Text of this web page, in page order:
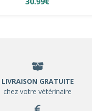
LIVRAISON GRATUITE
chez votre vétérinaire